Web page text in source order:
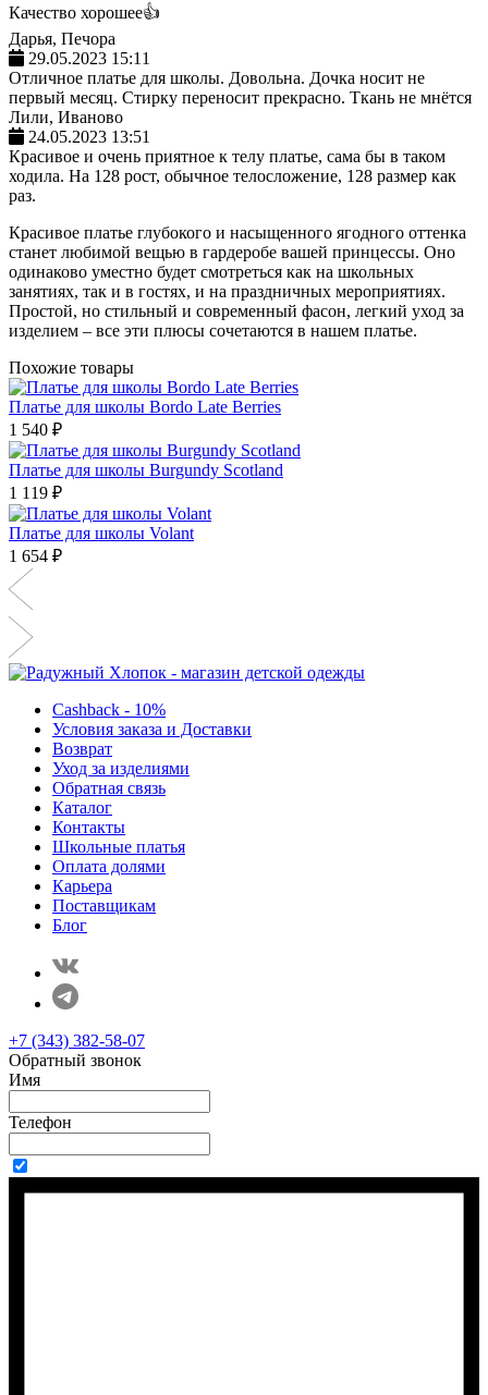
Качество хорошее👍
Дарья, Печора
29.05.2023 15:11
Отличное платье для школы. Довольна. Дочка носит не
первый месяц. Стирку переносит прекрасно. Ткань не мнётся
Лили, Иваново
24.05.2023 13:51
Красивое и очень приятное к телу платье, сама бы в таком
ходила. На 128 рост, обычное телосложение, 128 размер как
раз.
Красивое платье глубокого и насыщенного ягодного оттенка
станет любимой вещью в гардеробе вашей принцессы. Оно
одинаково уместно будет смотреться как на школьных
занятиях, так и в гостях, и на праздничных мероприятиях.
Простой, но стильный и современный фасон, легкий уход за
изделием – все эти плюсы сочетаются в нашем платье.
Похожие товары
Платье для школы Bordo Late Berries
1 540 ₽
Платье для школы Burgundy Scotland
1 119 ₽
Платье для школы Volant
1 654 ₽
Cashback - 10%
Условия заказа и Доставки
Возврат
Уход за изделиями
Обратная связь
Каталог
Контакты
Школьные платья
Оплата долями
Карьера
Поставщикам
Блог
+7 (343) 382-58-07
Обратный звонок
Имя
Телефон